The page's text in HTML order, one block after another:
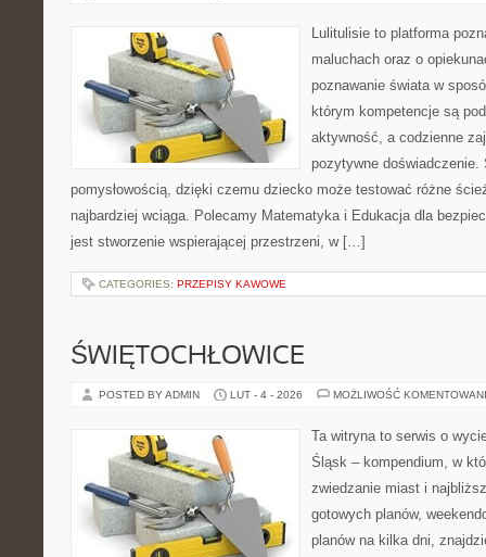
Lulitulisie to platforma
maluchach oraz o
poznawanie świata w
którym kompetencje są
aktywność, a codzienne
pozytywne doświadczenie.
pomysłowością, dzięki czemu dziecko może testować różne
najbardziej wciąga. Polecamy Matematyka i Edukacja dla
jest stworzenie wspierającej przestrzeni, w […]
CATEGORIES: PRZEPISY KAWOWE
ŚWIĘTOCHŁOWICE
POSTED BY ADMIN LUT - 4 - 2026 MOŻLIWOŚĆ
Ta witryna to serwis o
Śląsk – kompendium, w
zwiedzanie miast i
gotowych planów,
planów na kilka dni,